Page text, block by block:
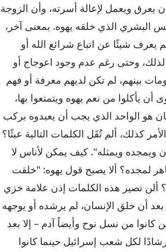
يعرق ويعمل لإعالة أسرته، وأن الزوجة
البشري الذي خلقه يهوه. بمعنى آخر،
شيئًا عن اتباع شرائع الله أو
لذلك، وحتى رغم عدم وجود اعوجاج أو
بينهم، لم تكن لديهم معرفة أو فهم
يأكلوا من نعم يهوه ويتمتعوا بها،
هو الواحد الذي يجب أن يعبدوه بركب
كذلك، ألم تُقَل الكلمات التالية عبثًا؟
ويمجده ويمثله". كيف يمكن لأناس لا
لمجده؟ ألا يصبح قول يهوه: "خلقت
تصير هذه الكلمات إذن علامة خزي
أن خلق الإنسان، لم يرشده أو يوجهه
كانوا من نسل نوح وأيضاً آدم – إلا بعد
لكل شعب إسرائيل حينما كانوا